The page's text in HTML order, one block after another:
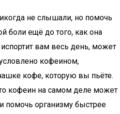
не слышали, но помочь
боли ещё до того, как она
вам весь день, может
кофеином,
кофе, которую вы пьёте.
кофеин на самом деле может
помочь организму быстрее